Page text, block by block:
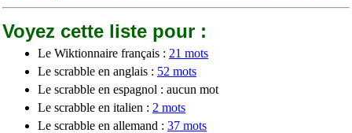
Voyez cette liste pour :
Le Wiktionnaire français : 21 mots
Le scrabble en anglais : 52 mots
Le scrabble en espagnol : aucun mot
Le scrabble en italien : 2 mots
Le scrabble en allemand : 37 mots